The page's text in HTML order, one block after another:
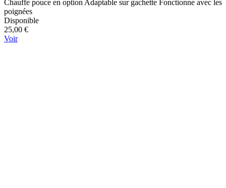
Chauffe pouce en option Adaptable sur gachette Fonctionne avec les
poignées
Disponible
25,00 €
Voir